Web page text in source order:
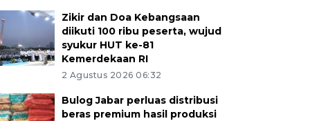
Zikir dan Doa Kebangsaan
diikuti 100 ribu peserta, wujud
syukur HUT ke-81
Kemerdekaan RI
2 Agustus 2026 06:32
Bulog Jabar perluas distribusi
beras premium hasil produksi